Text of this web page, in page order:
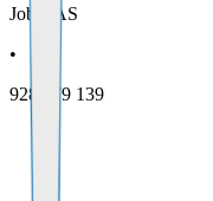
Jobbi AS
•
928 079 139